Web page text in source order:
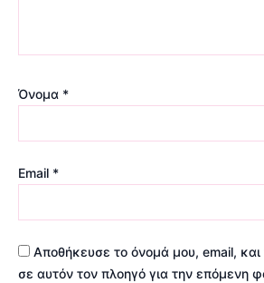
Όνομα *
Email *
Αποθήκευσε το όνομά μου, email, και
σε αυτόν τον πλοηγό για την επόμενη